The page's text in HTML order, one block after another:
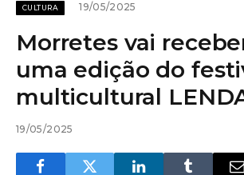
CULTURA 19/05/2025
Morretes vai
uma edição do
multicultural
19/05/2025